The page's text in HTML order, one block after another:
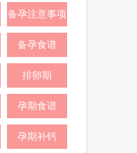
备孕注意事项
备孕食谱
排卵期
孕期食谱
孕期补钙